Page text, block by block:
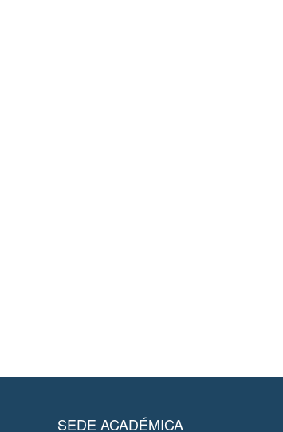
SEDE ACADÉMICA